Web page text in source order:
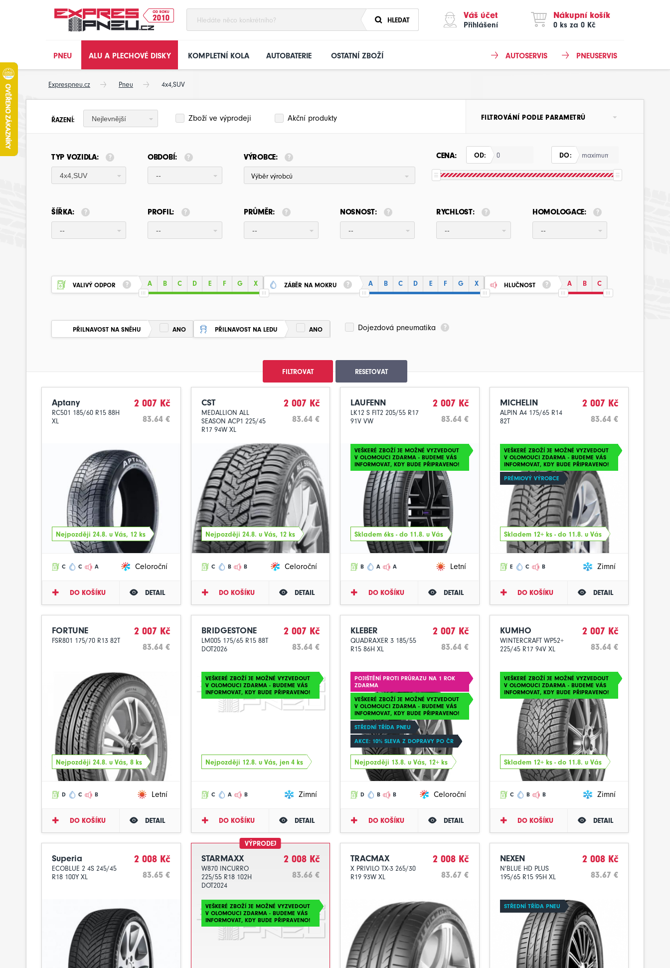
HLEDAT Váš účet
Přihlášení
Nákupní košík
0 ks za 0 Kč
PNEU ALU A PLECHOVÉ DISKY KOMPLETNÍ KOLA AUTOBATERIE OSTATNÍ ZBOŽÍ PNEUSERVIS
AUTOSERVIS
Exprespneu.cz Pneu 4x4,SUV
ŘAZENÍ: Nejlevnější Zboží ve výprodeji Akční produkty FILTROVÁNÍ PODLE PARAMETRŮ
TYP VOZIDLA:
4x4,SUV
OBDOBÍ:
--
VÝROBCE:
Výběr výrobců
CENA: OD: DO:
ŠÍŘKA:
--
PROFIL:
--
PRŮMĚR:
--
NOSNOST:
--
RYCHLOST:
--
HOMOLOGACE:
--
VALIVÝ ODPOR A B C D E F G X ZÁBĚR NA MOKRU A B C D E F G X HLUČNOST A B C
PŘILNAVOST NA SNĚHU ANO PŘILNAVOST NA LEDU ANO Dojezdová pneumatika
FILTROVAT RESETOVAT
Aptany
RC501 185/60 R15 88H
XL
2 007 Kč
83.64 €
Nejpozději 24.8. u Vás, 12 ks
C C A Celoroční
DO KOŠÍKU DETAIL
CST
MEDALLION ALL
SEASON ACP1 225/45
R17 94W XL
2 007 Kč
83.64 €
Nejpozději 24.8. u Vás, 12 ks
C B B Celoroční
DO KOŠÍKU DETAIL
LAUFENN
LK12 S FIT2 205/55 R17
91V VW
2 007 Kč
83.64 €
VEŠKERÉ ZBOŽÍ JE MOŽNÉ VYZVEDOUT
V OLOMOUCI ZDARMA - BUDEME VÁS
INFORMOVAT, KDY BUDE PŘIPRAVENO!
Skladem 6ks - do 11.8. u Vás
B A A Letní
DO KOŠÍKU DETAIL
MICHELIN
ALPIN A4 175/65 R14
82T
2 007 Kč
83.64 €
VEŠKERÉ ZBOŽÍ JE MOŽNÉ VYZVEDOUT
V OLOMOUCI ZDARMA - BUDEME VÁS
INFORMOVAT, KDY BUDE PŘIPRAVENO!
PRÉMIOVÝ VÝROBCE
Skladem 12+ ks - do 11.8. u Vás
E C B Zimní
DO KOŠÍKU DETAIL
FORTUNE
FSR801 175/70 R13 82T
2 007 Kč
83.64 €
Nejpozději 24.8. u Vás, 8 ks
D C B Letní
DO KOŠÍKU DETAIL
BRIDGESTONE
LM005 175/65 R15 88T
DOT2026
2 007 Kč
83.64 €
VEŠKERÉ ZBOŽÍ JE MOŽNÉ VYZVEDOUT
V OLOMOUCI ZDARMA - BUDEME VÁS
INFORMOVAT, KDY BUDE PŘIPRAVENO!
Nejpozději 12.8. u Vás, jen 4 ks
C A B Zimní
DO KOŠÍKU DETAIL
KLEBER
QUADRAXER 3 185/55
R15 86H XL
2 007 Kč
83.64 €
POJIŠTĚNÍ PROTI PRŮRAZU NA 1 ROK
ZDARMA
VEŠKERÉ ZBOŽÍ JE MOŽNÉ VYZVEDOUT
V OLOMOUCI ZDARMA - BUDEME VÁS
INFORMOVAT, KDY BUDE PŘIPRAVENO!
STŘEDNÍ TŘÍDA PNEU
AKCE: 10% SLEVA Z DOPRAVY PO ČR
Nejpozději 13.8. u Vás, 12+ ks
D B B Celoroční
DO KOŠÍKU DETAIL
KUMHO
WINTERCRAFT WP52+
225/45 R17 94V XL
2 007 Kč
83.64 €
VEŠKERÉ ZBOŽÍ JE MOŽNÉ VYZVEDOUT
V OLOMOUCI ZDARMA - BUDEME VÁS
INFORMOVAT, KDY BUDE PŘIPRAVENO!
Skladem 12+ ks - do 11.8. u Vás
C B B Zimní
DO KOŠÍKU DETAIL
Superia
ECOBLUE 2 4S 245/45
R18 100Y XL
2 008 Kč
83.65 €
VÝPRODEJ
STARMAXX
W870 INCURRO
225/55 R18 102H
DOT2024
2 008 Kč
83.66 €
VEŠKERÉ ZBOŽÍ JE MOŽNÉ VYZVEDOUT
V OLOMOUCI ZDARMA - BUDEME VÁS
INFORMOVAT, KDY BUDE PŘIPRAVENO!
TRACMAX
X PRIVILO TX-3 265/30
R19 93W XL
2 008 Kč
83.67 €
NEXEN
N'BLUE HD PLUS
195/65 R15 95H XL
2 008 Kč
83.67 €
STŘEDNÍ TŘÍDA PNEU